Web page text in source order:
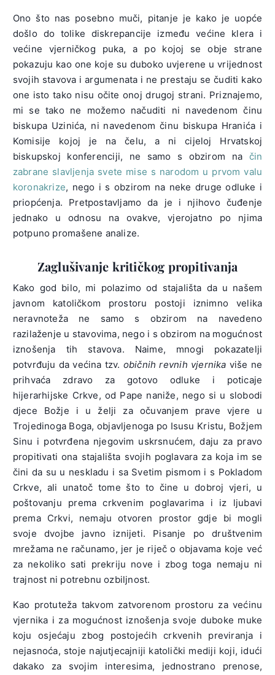
Ono što nas posebno muči, pitanje je kako je uopće
došlo do tolike diskrepancije između većine klera i
većine vjerničkog puka, a po kojoj se obje strane
pokazuju kao one koje su duboko uvjerene u vrijednost
svojih stavova i argumenata i ne prestaju se čuditi kako
one isto tako nisu očite onoj drugoj strani. Priznajemo,
mi se tako ne možemo načuditi ni navedenom činu
biskupa Uzinića, ni navedenom činu biskupa Hranića i
Komisije kojoj je na čelu, a ni cijeloj Hrvatskoj
biskupskoj konferenciji, ne samo s obzirom na čin
zabrane slavljenja svete mise s narodom u prvom valu
koronakrize, nego i s obzirom na neke druge odluke i
priopćenja. Pretpostavljamo da je i njihovo čuđenje
jednako u odnosu na ovakve, vjerojatno po njima
potpuno promašene analize.
Zaglušivanje kritičkog propitivanja
Kako god bilo, mi polazimo od stajališta da u našem
javnom katoličkom prostoru postoji iznimno velika
neravnoteža ne samo s obzirom na navedeno
razilaženje u stavovima, nego i s obzirom na mogućnost
iznošenja tih stavova. Naime, mnogi pokazatelji
potvrđuju da većina tzv. običnih revnih vjernika više ne
prihvaća zdravo za gotovo odluke i poticaje
hijerarhijske Crkve, od Pape naniže, nego si u slobodi
djece Božje i u želji za očuvanjem prave vjere u
Trojedinoga Boga, objavljenoga po Isusu Kristu, Božjem
Sinu i potvrđena njegovim uskrsnućem, daju za pravo
propitivati ona stajališta svojih poglavara za koja im se
čini da su u neskladu i sa Svetim pismom i s Pokladom
Crkve, ali unatoč tome što to čine u dobroj vjeri, u
poštovanju prema crkvenim poglavarima i iz ljubavi
prema Crkvi, nemaju otvoren prostor gdje bi mogli
svoje dvojbe javno iznijeti. Pisanje po društvenim
mrežama ne računamo, jer je riječ o objavama koje već
za nekoliko sati prekriju nove i zbog toga nemaju ni
trajnost ni potrebnu ozbiljnost.
Kao protuteža takvom zatvorenom prostoru za većinu
vjernika i za mogućnost iznošenja svoje duboke muke
koju osjećaju zbog postojećih crkvenih previranja i
nejasnoća, stoje najutjecajniji katolički mediji koji, idući
dakako za svojim interesima, jednostrano prenose,